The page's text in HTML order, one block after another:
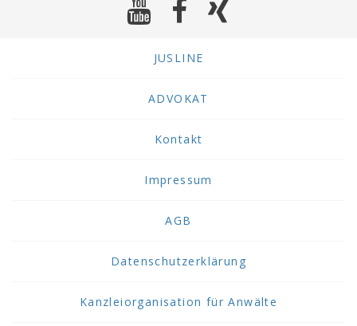
JUSLINE
ADVOKAT
Kontakt
Impressum
AGB
Datenschutzerklärung
Kanzleiorganisation für Anwälte